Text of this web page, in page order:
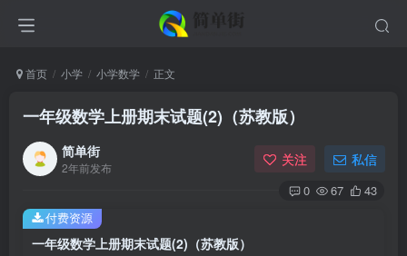
首页 小学 小学数学 正文
一年级数学上册期末试题(2)（苏教版）
简单街
2年前发布 关注 私信
0 67 43
一年级数学上册期末试题(2)（苏教版）
付费资源